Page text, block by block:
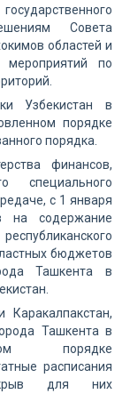
Совета
областей и
мероприятий по
Узбекистан в
порядке
порядка.
финансов,
специального
с 1 января
на содержание
бюджетов
Ташкента в
Каракалпакстан,
Ташкента в
порядке
расписания
для них